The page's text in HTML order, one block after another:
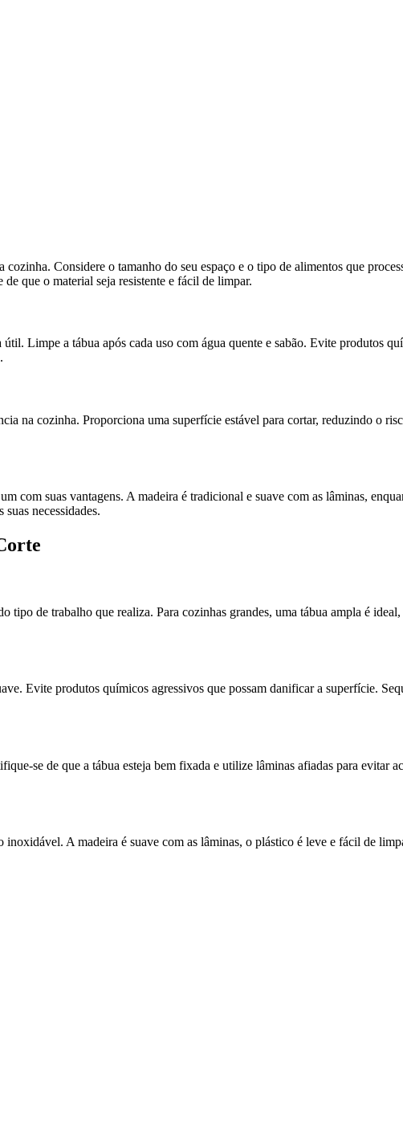
cozinha. Considere o tamanho do seu espaço e o tipo de alimentos que
que o material seja resistente e fácil de limpar.
Limpe a tábua após cada uso com água quente e sabão. Evite produtos
na cozinha. Proporciona uma superfície estável para cortar, reduzindo o
com suas vantagens. A madeira é tradicional e suave com as lâminas,
necessidades.
tipo de trabalho que realiza. Para cozinhas grandes, uma tábua ampla é
Evite produtos químicos agressivos que possam danificar a superfície.
se de que a tábua esteja bem fixada e utilize lâminas afiadas para evitar
inoxidável. A madeira é suave com as lâminas, o plástico é leve e fácil de